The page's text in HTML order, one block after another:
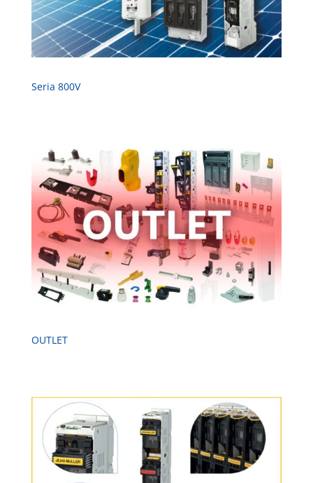
Seria 800V
OUTLET